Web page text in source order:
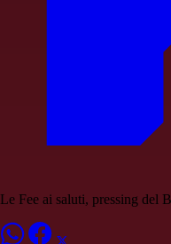
Le Fee ai saluti, pressing del